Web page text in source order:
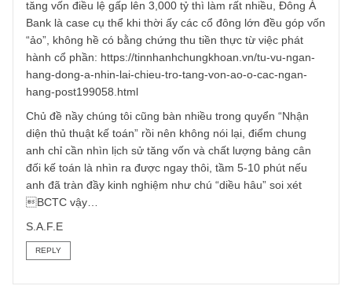
Nhưng nếu ý anh hỏi là “tăng vốn ảo” thì chúng tôi biết sơ
lược. Tăng vốn ảo có vô số cách, phổ biến nhất là phát
hành sở hữu chéo: chẳng hạn doanh nghiệp A muốn tăng
vốn ảo, thì họ sẽ nhờ các công ty X, Y, Z liên quan mua
cổ phần phát hành riêng lẻ nhưng không chi tiền thật
hạn, mà treo ở dạng “phải thu”, hoặc họ có chi tiền qua,
đó lại rút ngược về cũng dạng “phải thu”, “trả trước”, “đầu
tư dài hạn” hay gì đấy qua các cty bình phong khác. Cách
này các ngân hàng thương mại thời 2006-2007 khi bị ép
tăng vốn điều lệ gấp lên 3,000 tỷ thì làm rất nhiều, Đông Á
Bank là case cụ thể khi thời ấy các cổ đông lớn đều góp
“ảo”, không hề có bằng chứng thu tiền thực từ việc phát
hành cổ phần: https://tinnhanhchungkhoan.vn/tu-vu-ngan-
hang-dong-a-nhin-lai-chieu-tro-tang-von-ao-o-cac-ngan-
hang-post199058.html